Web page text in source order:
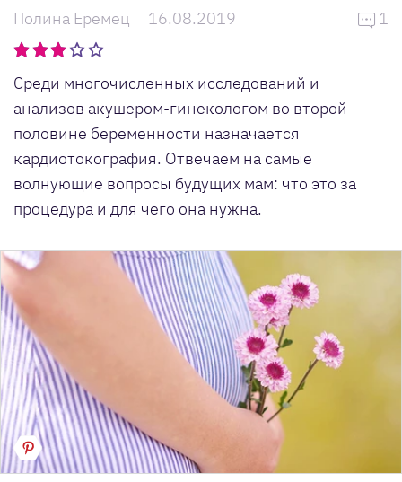
Полина Еремец 16.08.2019 1
Среди многочисленных исследований и
анализов акушером-гинекологом во второй
половине беременности назначается
кардиотокография. Отвечаем на самые
волнующие вопросы будущих мам: что это за
процедура и для чего она нужна.